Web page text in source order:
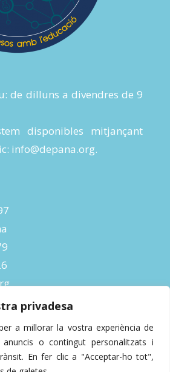
privadesa
a millorar la vostra experiència de
anuncis o contingut personalitzats i
En fer clic a "Acceptar-ho tot",
de dilluns a divendres de 9
disponibles mitjançant
info@depana.org.